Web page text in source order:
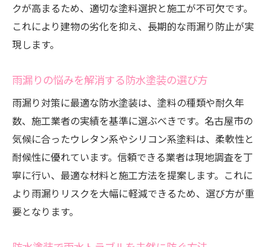
クが高まるため、適切な塗料選択と施工が不可欠です。
これにより建物の劣化を抑え、長期的な雨漏り防止が実
現します。
雨漏りの悩みを解消する防水塗装の選び方
雨漏り対策に最適な防水塗装は、塗料の種類や耐久年
数、施工業者の実績を基準に選ぶべきです。名古屋市の
気候に合ったウレタン系やシリコン系塗料は、柔軟性と
耐候性に優れています。信頼できる業者は現地調査を丁
寧に行い、最適な材料と施工方法を提案します。これに
より雨漏りリスクを大幅に軽減できるため、選び方が重
要となります。